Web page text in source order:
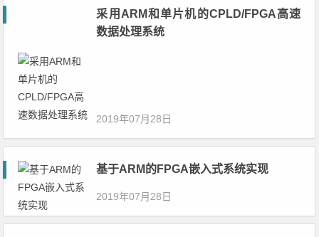
采用ARM和单片机的CPLD/FPGA高速
数据处理系统
2019年07月28日
基于ARM的FPGA嵌入式系统实现
2019年07月28日